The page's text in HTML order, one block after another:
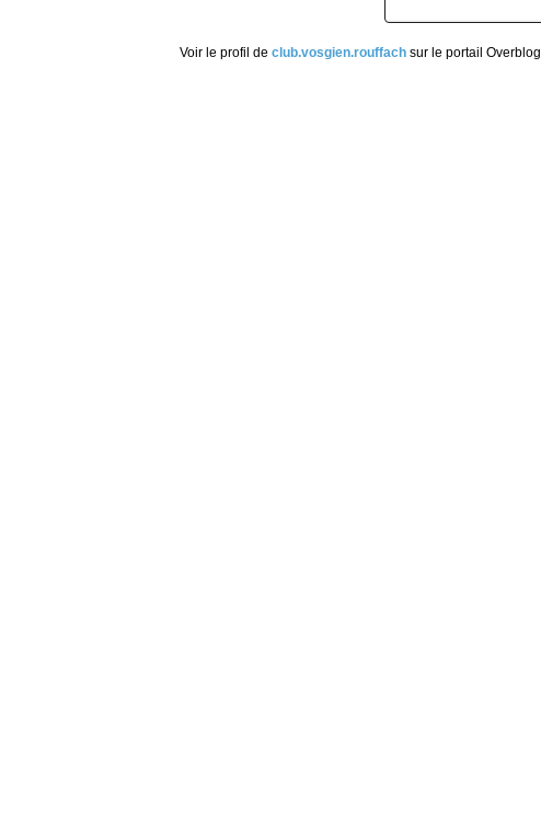
Voir le profil de club.vosgien.rouffach sur le portail Overblog